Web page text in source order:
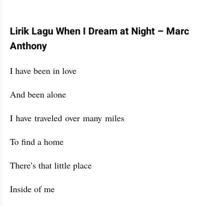
Lirik Lagu When I Dream at Night – Marc
Anthony
I have been in love
And been alone
I have traveled over many miles
To find a home
There’s that little place
Inside of me